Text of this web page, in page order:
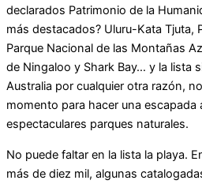
declarados Patrimonio de la
más destacados? Uluru-Kata Tjuta,
Parque Nacional de las Montañas
de Ningaloo y Shark Bay… y la lista
Australia por cualquier otra razón,
momento para hacer una escapada
espectaculares parques naturales.
No puede faltar en la lista la playa.
más de diez mil, algunas